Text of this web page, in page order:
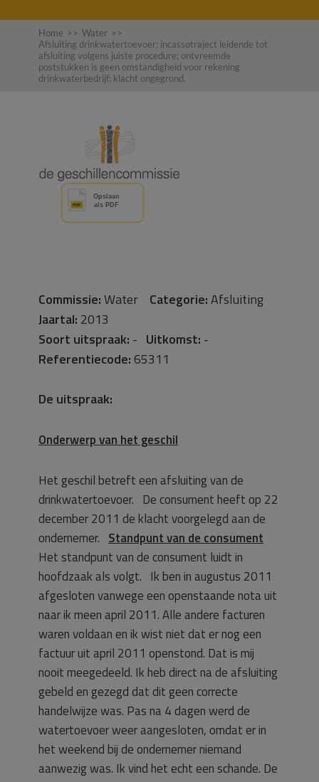
Home >> Water >>
Afsluiting drinkwatertoevoer; incassotraject leidende tot
afsluiting volgens juiste procedure; ontvreemde
poststukken is geen omstandigheid voor rekening
drinkwaterbedrijf; klacht ongegrond.
Commissie:Water Categorie:Afsluiting
Jaartal: 2013
Soort uitspraak: - Uitkomst: -
Referentiecode:65311
De uitspraak:
Onderwerp van het geschil
Het geschil betreft een afsluiting van de
drinkwatertoevoer. De consument heeft op 22
december 2011 de klacht voorgelegd aan de
ondernemer. Standpunt van de consument
Het standpunt van de consument luidt in
hoofdzaak als volgt. Ik ben in augustus 2011
afgesloten vanwege een openstaande nota uit
naar ik meen april 2011. Alle andere facturen
waren voldaan en ik wist niet dat er nog een
factuur uit april 2011 openstond. Dat is mij
nooit meegedeeld. Ik heb direct na de afsluiting
gebeld en gezegd dat dit geen correcte
handelwijze was. Pas na 4 dagen werd de
watertoevoer weer aangesloten, omdat er in
het weekend bij de ondernemer niemand
aanwezig was. Ik vind het echt een schande. De